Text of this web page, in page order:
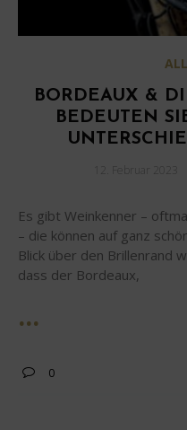
BORDEAUX &
BEDEUTEN
Posted
12. Februar 2023
Es gibt Weinkenner –
– die können auf ganz
Blick über den Brillenrand
dass der Bordeaux,
0